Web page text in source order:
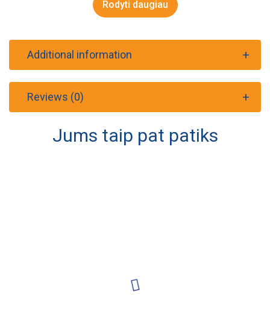
Rodyti daugiau
Additional information
Reviews (0)
Jums taip pat patiks